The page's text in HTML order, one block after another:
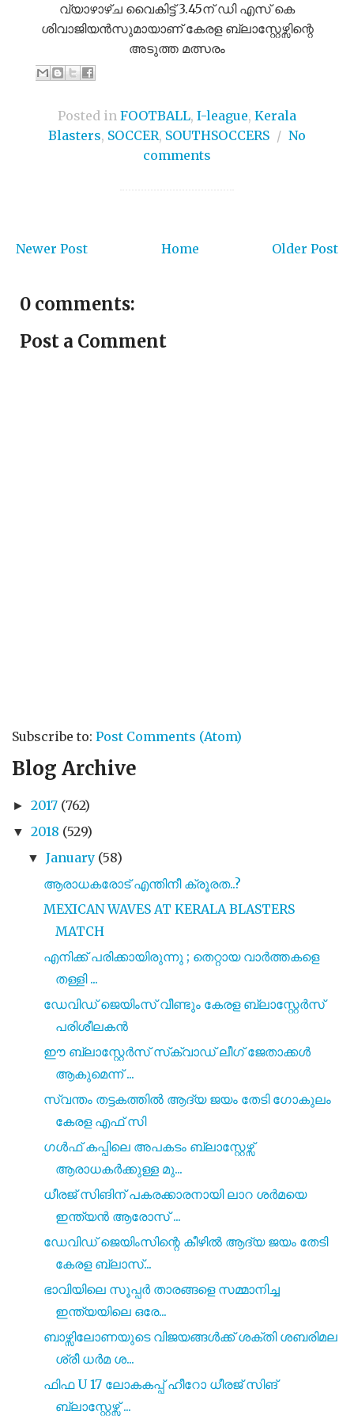
വ്യാഴാഴ്ച വൈകിട്ട് 3.45ന് ഡി എസ് കെ
ശിവാജിയൻസുമായാണ് കേരള ബ്ലാസ്റ്റേഴ്സിന്റെ
അടുത്ത മത്സരം
Posted in FOOTBALL, I-league, Kerala
Blasters, SOCCER, SOUTHSOCCERS / No
comments
Newer Post Older Post
Home
0 comments:
Post a Comment
Subscribe to: Post Comments (Atom)
Blog Archive
► 2017 (762)
▼ 2018 (529)
▼ January (58)
ആരാധകരോട് എന്തിനീ ക്രൂരത..?
MEXICAN WAVES AT KERALA BLASTERS
MATCH
എനിക്ക് പരിക്കായിരുന്നു ; തെറ്റായ വാർത്തകളെ
തള്ളി ...
ഡേവിഡ് ജെയിംസ് വീണ്ടും കേരള ബ്ലാസ്റ്റേർസ്
പരിശീലകൻ
ഈ ബ്ലാസ്റ്റേർസ് സ്‌ക്വാഡ് ലീഗ് ജേതാക്കൾ
ആകുമെന്ന് ...
സ്വന്തം തട്ടകത്തിൽ ആദ്യ ജയം തേടി ഗോകുലം
കേരള എഫ് സി
ഗൾഫ് കപ്പിലെ അപകടം ബ്ലാസ്റ്റേഴ്സ്
ആരാധകർക്കുള്ള മു...
ധീരജ് സിങിന് പകരക്കാരനായി ലാറ ശർമയെ
ഇന്ത്യൻ ആരോസ് ...
ഡേവിഡ് ജെയിംസിന്റെ കീഴിൽ ആദ്യ ജയം തേടി
കേരള ബ്ലാസ്...
ഭാവിയിലെ സൂപ്പർ താരങ്ങളെ സമ്മാനിച്ച
ഇന്ത്യയിലെ ഒരേ...
ബാഴ്സിലോണയുടെ വിജയങ്ങൾക്ക് ശക്തി ശബരിമല
ശ്രീ ധർമ ശ...
ഫിഫ U 17 ലോകകപ്പ് ഹീറോ ധീരജ് സിങ്
ബ്ലാസ്റ്റേഴ്സ്‌ ...